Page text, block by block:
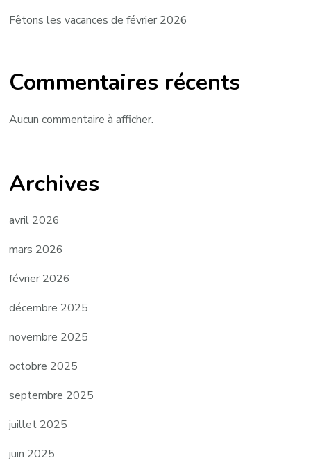
Fêtons les vacances de février 2026
Commentaires récents
Aucun commentaire à afficher.
Archives
avril 2026
mars 2026
février 2026
décembre 2025
novembre 2025
octobre 2025
septembre 2025
juillet 2025
juin 2025